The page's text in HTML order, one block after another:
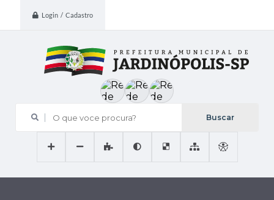
Login / Cadastro
O que voce procura?